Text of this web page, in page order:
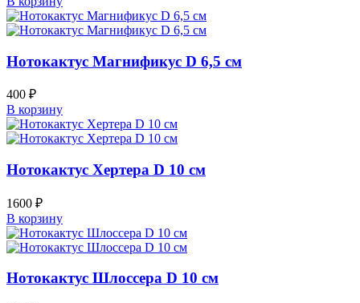
Нотокактус Магнификус D 6,5 см
400 ₽
В корзину
Нотокактус Хертера D 10 см
1600 ₽
В корзину
Нотокактус Шлоссера D 10 см